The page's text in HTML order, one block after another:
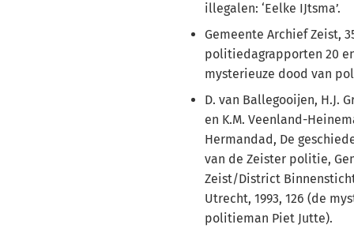
illegalen: ‘Eelke IJtsma’.
Gemeente Archief Zeist,
politiedagrapporten 20
mysterieuze dood van
D. van Ballegooijen, H.J.
en K.M. Veenland-
Hermandad, De
van de Zeister politie,
Zeist/District
Utrecht, 1993, 126 (de
politieman Piet Jutte).